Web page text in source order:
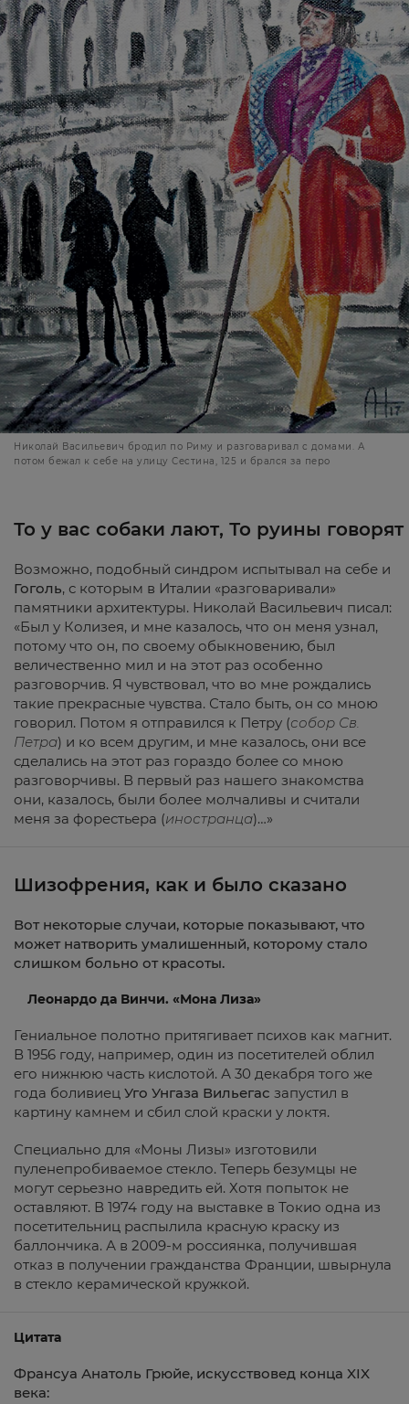
Николай Васильевич бродил по Риму и разговаривал с домами. А
потом бежал к себе на улицу Сестина, 125 и брался за перо
То у вас собаки лают, То руины говорят
Возможно, подобный синдром испытывал на себе и
Гоголь, с которым в Италии «разговаривали»
памятники архитектуры. Николай Васильевич писал:
«Был у Колизея, и мне казалось, что он меня узнал,
потому что он, по своему обыкновению, был
величественно мил и на этот раз особенно
разговорчив. Я чувствовал, что во мне рождались
такие прекрасные чувства. Стало быть, он со мною
говорил. Потом я отправился к Петру (собор Св.
Петра) и ко всем другим, и мне казалось, они все
сделались на этот раз гораздо более со мною
разговорчивы. В первый раз нашего знакомства
они, казалось, были более молчаливы и считали
меня за форестьера (иностранца)…»
Шизофрения, как и было сказано
Вот некоторые случаи, которые показывают, что
может натворить умалишенный, которому стало
слишком больно от красоты.
Леонардо да Винчи. «Мона Лиза»
Гениальное полотно притягивает психов как магнит.
В 1956 году, например, один из посетителей облил
его нижнюю часть кислотой. А 30 декабря того же
года боливиец Уго Унгаза Вильегас запустил в
картину камнем и сбил слой краски у локтя.
Специально для «Моны Лизы» изготовили
пуленепробиваемое стекло. Теперь безумцы не
могут серьезно навредить ей. Хотя попыток не
оставляют. В 1974 году на выставке в Токио одна из
посетительниц распылила красную краску из
баллончика. А в 2009-м россиянка, получившая
отказ в получении гражданства Франции, швырнула
в стекло керамической кружкой.
Цитата
Франсуа Анатоль Грюйе, искусствовед конца XIX
века: